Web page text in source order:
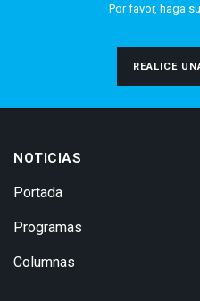
Por favor, haga
REALICE
NOTICIAS
Portada
Programas
Columnas